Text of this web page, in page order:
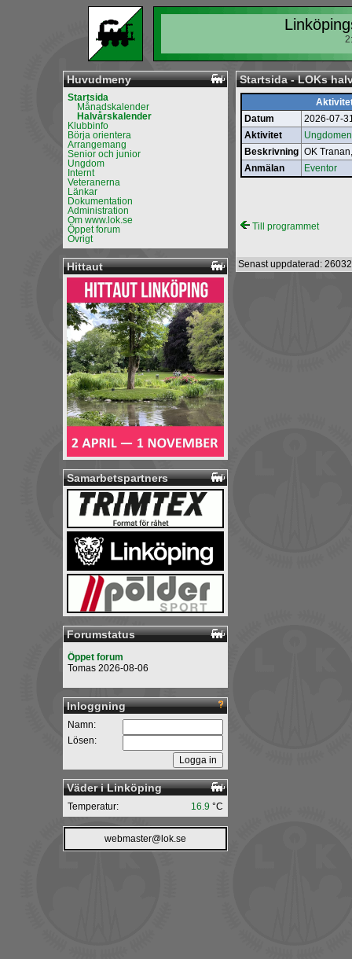
Huvudmeny
Startsida
Månadskalender
Halvårskalender
Klubbinfo
Börja orientera
Arrangemang
Senior och junior
Ungdom
Internt
Veteranerna
Länkar
Dokumentation
Administration
Om www.lok.se
Öppet forum
Övrigt
Hittaut
Samarbetspartners
Forumstatus
Öppet forum
Tomas 2026-08-06
Inloggning
Namn:
Lösen:
Väder i Linköping
16.9 °C
Temperatur:
webmaster@lok.se
Startsida - LOKs
Datum
2026-07-
Aktivitet
Beskrivning OK
Anmälan
Eventor
Till programmet
Senast uppdaterad: